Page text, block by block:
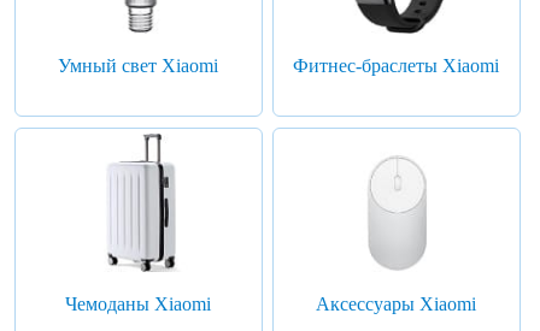
Умный свет Xiaomi Фитнес-браслеты Xiaomi
Чемоданы Xiaomi Аксессуары Xiaomi